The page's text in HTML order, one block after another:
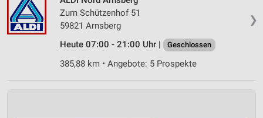
❯
Zum Schützenhof 51
59821 Arnsberg
Heute 07:00 - 21:00 Uhr |
Geschlossen
385,88 km • Angebote: 5 Prospekte